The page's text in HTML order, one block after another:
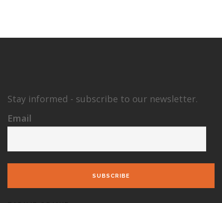
Stay informed - subscribe to our newsletter.
Email
SUBSCRIBE